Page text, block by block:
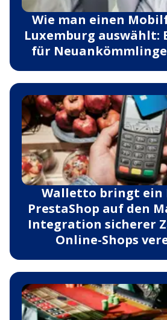
Wie man einen
Luxemburg auswählt:
für
Walletto bringt ein
PrestaShop auf den
Integration sicherer
Online-Shops